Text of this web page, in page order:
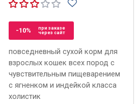
-10%
при заказе
через сайт
повседневный сухой корм для
взрослых кошек всех пород с
чувствительным пищеварением
с ягненком и индейкой класса
холистик